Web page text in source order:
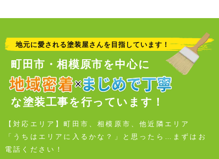
地元に愛される塗装屋さんを目指しています！
町田市・相模原市を中心に
な塗装工事を行っています！
【対応エリア】町田市、相模原市、他近隣エリア
「うちはエリアに入るかな？」と思ったら…まずはお
電話ください！